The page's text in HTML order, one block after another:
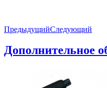
ПредыдущийСледующий
Дополнительное